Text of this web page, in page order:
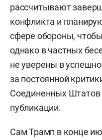
рассчитывают
конфликта и
сфере обороны,
однако в частных
не уверены в
за постоянной
Соединенных Штатов
публикации.
Сам Трамп в конце